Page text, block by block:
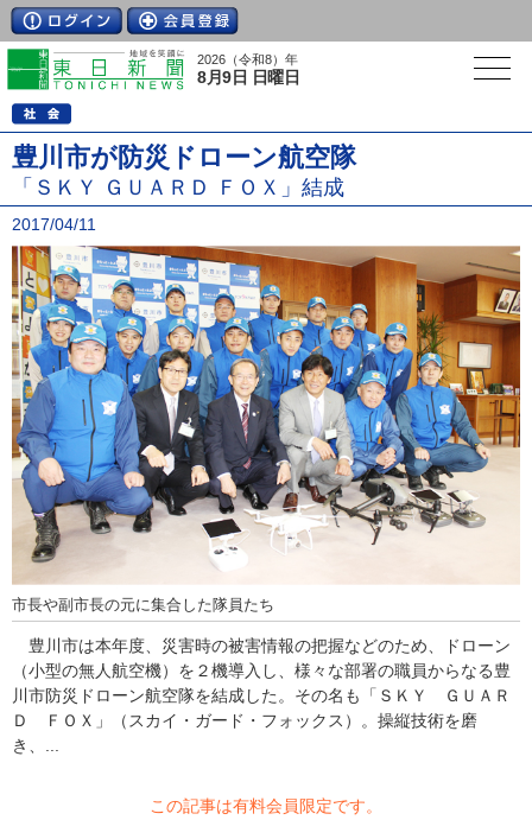
2026（令和8）年
8月9日 日曜日
豊川市が防災ドローン航空隊
「ＳＫＹ ＧＵＡＲＤ ＦＯＸ」結成
2017/04/11
市長や副市長の元に集合した隊員たち
豊川市は本年度、災害時の被害情報の把握などのため、ドローン
（小型の無人航空機）を２機導入し、様々な部署の職員からなる豊
川市防災ドローン航空隊を結成した。その名も「ＳＫＹ ＧＵＡＲ
Ｄ ＦＯＸ」（スカイ・ガード・フォックス）。操縦技術を磨
き、...
この記事は有料会員限定です。